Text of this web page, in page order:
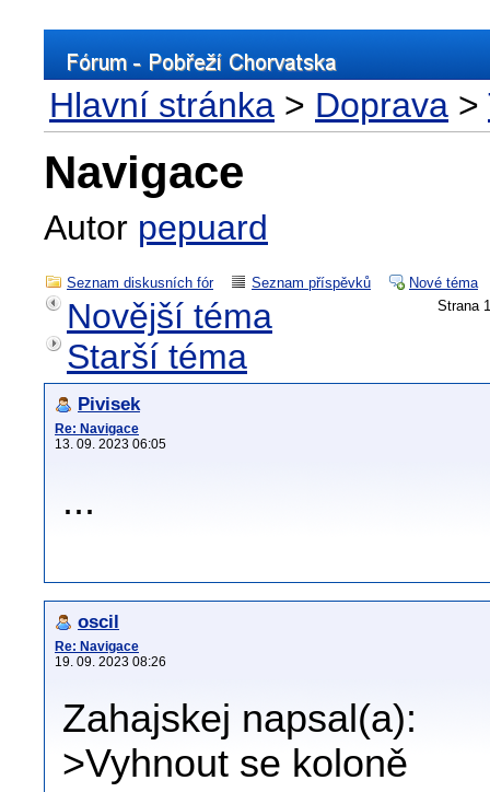
Hlavní stránka > Doprava >
Navigace
Autor pepuard
Seznam diskusních fór Seznam příspěvků
Nové téma
Strana
Novější téma
Starší téma
Pivisek
Re: Navigace
13. 09. 2023 06:05
...
oscil
Re: Navigace
19. 09. 2023 08:26
Zahajskej napsal(a):
>Vyhnout se koloně